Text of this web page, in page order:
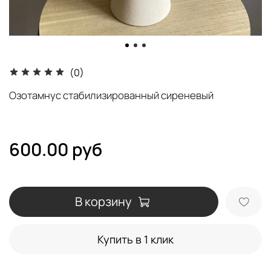
(0)
Озотамнус стабилизированный сиреневый
600.00 руб
В корзину
Купить в 1 клик